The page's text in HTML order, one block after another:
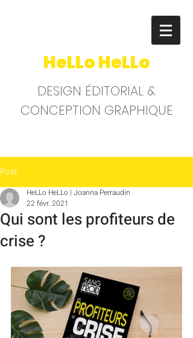
HeLLo HeLLo
DESIGN ÉDITORIAL &
CONCEPTION GRAPHIQUE
Post
Qui sont les profiteurs de
crise ?
HeLLo HeLLo | Joanna Perraudin
22 févr. 2021